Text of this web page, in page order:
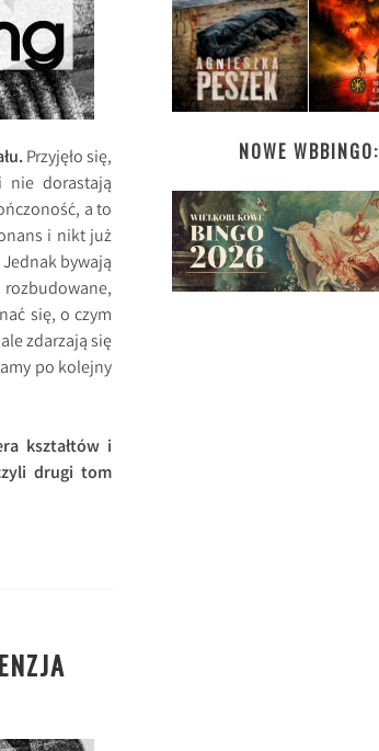
Przyjęło się,
nie dorastają
a to
i nikt już
bywają
się, o czym
zdarzają się
po kolejny
kształtów i
drugi tom
NOWE WBBINGO: